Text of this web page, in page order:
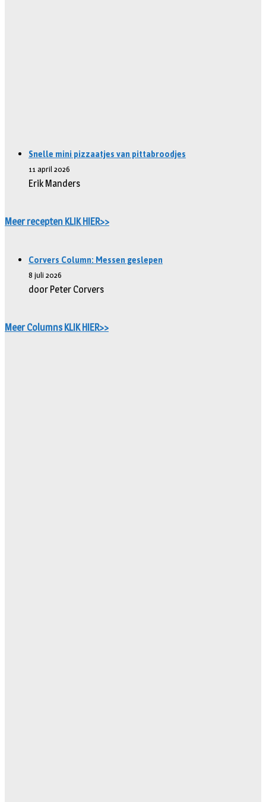
Snelle mini pizzaatjes van pittabroodjes
11 april 2026
Erik Manders
Meer recepten KLIK HIER>>
Corvers Column: Messen geslepen
8 juli 2026
door Peter Corvers
Meer Columns KLIK HIER>>